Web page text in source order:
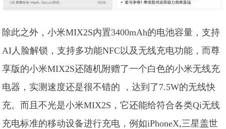
除此之外，小米MIX2S内置3400mAh的电池容量，支持
AI人脸解锁，支持多功能NFC以及无线充电功能，而尊
享版的小米MIX2S还随机附赠了一个白色的小米无线充
电器，实测速度还是很不错的 ，达到了7.5W的无线快
充。而且不光是小米MIX2S，它还能给符合各类Qi无线
充电标准的移动设备进行充电，例如iPhoneX,三星盖世